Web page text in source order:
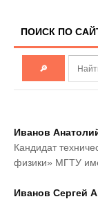
ПОИСК ПО
Иванов
Кандидат
физики» МГТУ
Иванов Сергей